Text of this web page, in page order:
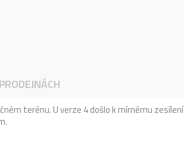
terénu. U verze 4 došlo k mírnému zesílení